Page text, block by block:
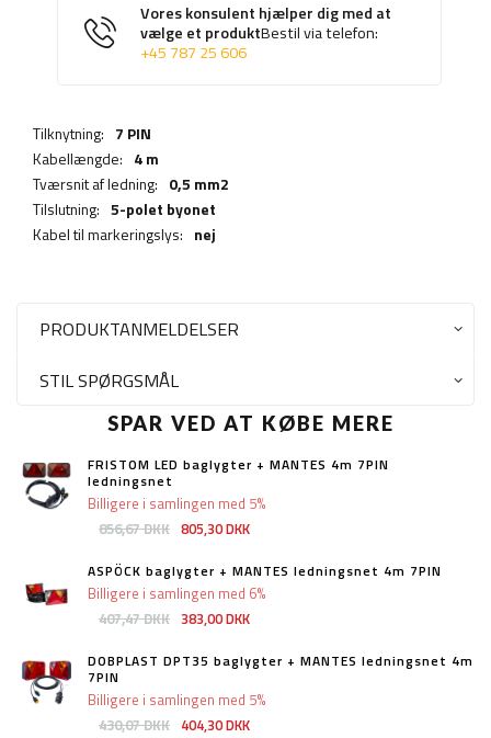
Vores konsulent hjælper dig med at
vælge et produktBestil via telefon:
+45 787 25 606
Tilknytning: 7 PIN
Kabellængde: 4 m
Tværsnit af ledning: 0,5 mm2
Tilslutning: 5-polet byonet
Kabel til markeringslys: nej
PRODUKTANMELDELSER
STIL SPØRGSMÅL
SPAR VED AT KØBE MERE
FRISTOM LED baglygter + MANTES 4m 7PIN
ledningsnet
856,67 DKK 805,30 DKK
Billigere i samlingen med 5%
ASPÖCK baglygter + MANTES ledningsnet 4m 7PIN
407,47 DKK 383,00 DKK
Billigere i samlingen med 6%
DOBPLAST DPT35 baglygter + MANTES ledningsnet 4m
7PIN
430,07 DKK 404,30 DKK
Billigere i samlingen med 5%